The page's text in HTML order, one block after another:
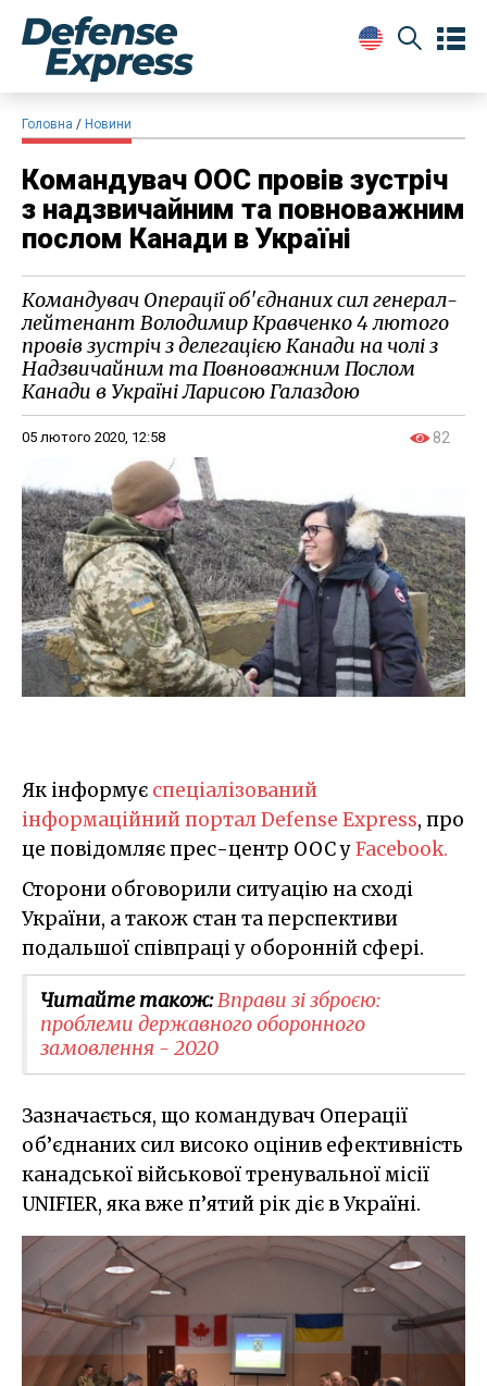
Головна Новини
Командувач ООС провів зустріч
з надзвичайним та повноважним
послом Канади в Україні
Командувач Операції об'єднаних сил генерал-
лейтенант Володимир Кравченко 4 лютого ​
провів зустріч з делегацією Канади на чолі з
Надзвичайним та Повноважним Послом
Канади в Україні Ларисою Галаздою​
05 лютого 2020, 12:58 82
Як інформує спеціалізований
інформаційний портал Defense Express, про
це повідомляє прес-центр ООС уFacebook.
Сторони обговорили ситуацію на сході
України, а також стан та перспективи
подальшої співпраці у оборонній сфері.
Читайте також:Вправи зі зброєю:
проблеми державного оборонного
замовлення - 2020
Зазначається, що командувач Операції
об’єднаних сил високо оцінив ефективність
канадської військової тренувальної місії
UNIFIER, яка вже п’ятий рік діє в Україні.